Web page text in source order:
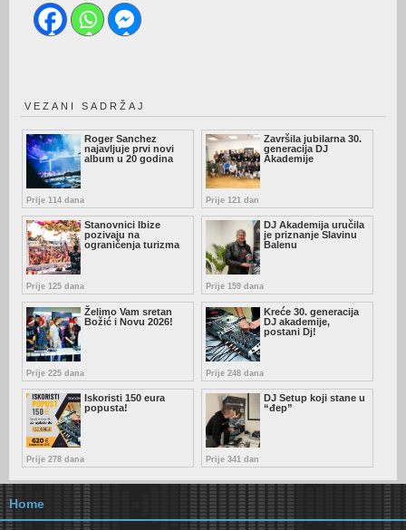
VEZANI SADRŽAJ
Roger Sanchez
najavljuje prvi novi
album u 20 godina
Prije 114 dana
Završila jubilarna 30.
generacija DJ
Akademije
Prije 121 dan
Stanovnici Ibize
pozivaju na
ograničenja turizma
Prije 125 dana
DJ Akademija uručila
je priznanje Slavinu
Balenu
Prije 159 dana
Želimo Vam sretan
Božić i Novu 2026!
Prije 225 dana
Kreće 30. generacija
DJ akademije,
postani Dj!
Prije 248 dana
Iskoristi 150 eura
popusta!
Prije 278 dana
DJ Setup koji stane u
“đep”
Prije 341 dan
Home